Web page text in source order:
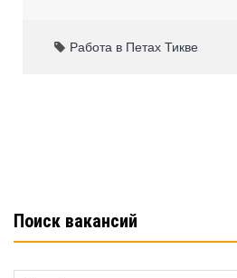
e
s
o
Работа в Петах Тикве
Поиск вакансий